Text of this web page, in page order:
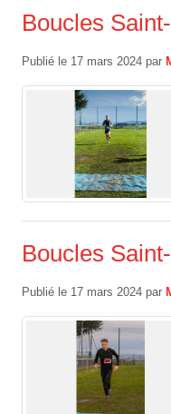
Boucles
Publié le 17 mars 2024 par
Boucles
Publié le 17 mars 2024 par